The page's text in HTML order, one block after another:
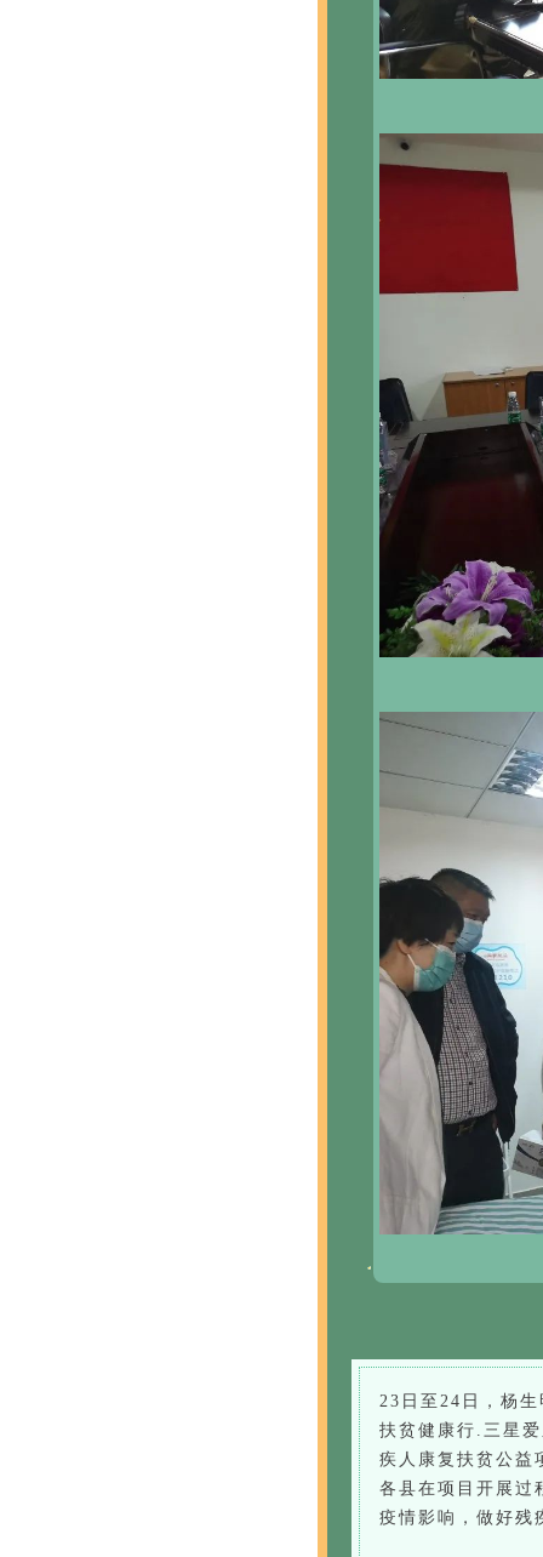
23日至24日，杨
扶贫健康行.三星
疾人康复扶贫公益
各县在项目开展过
疫情影响，做好残